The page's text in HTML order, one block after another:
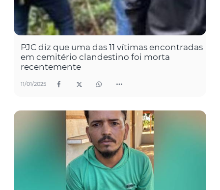
PJC diz que uma das 11 vítimas encontradas
em cemitério clandestino foi morta
recentemente
11/01/2025